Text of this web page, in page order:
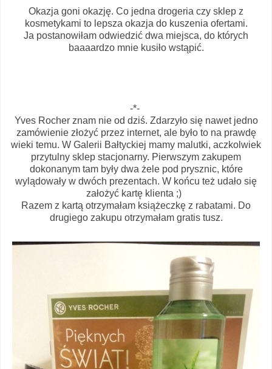
Okazja goni okazję. Co jedna drogeria czy sklep z
kosmetykami to lepsza okazja do kuszenia ofertami.
Ja postanowiłam odwiedzić dwa miejsca, do których
baaaardzo mnie kusiło wstąpić.
-*-
Yves Rocher znam nie od dziś. Zdarzyło się nawet jedno
zamówienie złożyć przez internet, ale było to na prawdę
wieki temu. W Galerii Bałtyckiej mamy malutki, aczkolwiek
przytulny sklep stacjonarny. Pierwszym zakupem
dokonanym tam były dwa żele pod prysznic, które
wylądowały w dwóch prezentach. W końcu też udało się
założyć kartę klienta ;)
Razem z kartą otrzymałam książeczkę z rabatami. Do
drugiego zakupu otrzymałam gratis tusz.